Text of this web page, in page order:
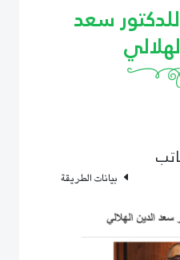
سعد
بيانات الطريقة